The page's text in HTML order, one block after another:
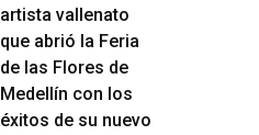
artista vallenato
que abrió la Feria
de las Flores de
Medellín con los
éxitos de su nuevo